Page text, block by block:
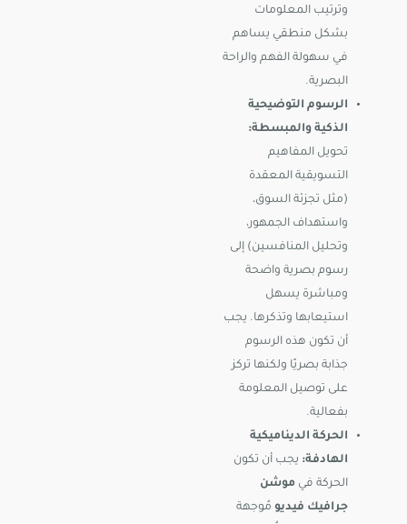
وترتيب المعلومات
بشكل منطقي يساهم
في سهولة الفهم والراحة
البصرية.
الرسوم التوضيحية
الذكية والمبسطة:
تحويل المفاهيم
التسويقية المعقدة
(مثل تجزئة السوق،
واستهداف الجمهور،
وتحليل المنافسين) إلى
رسوم بصرية واضحة
ومباشرة يسهل
استيعابها وتذكرها. يجب
أن تكون هذه الرسوم
جذابة بصريًا ولكنها تركز
على توصيل المعلومة
بفعالية.
الحركة الديناميكية
الهادفة: يجب أن تكون
الحركة في موشن
جرافيك فيديو مُوجهة